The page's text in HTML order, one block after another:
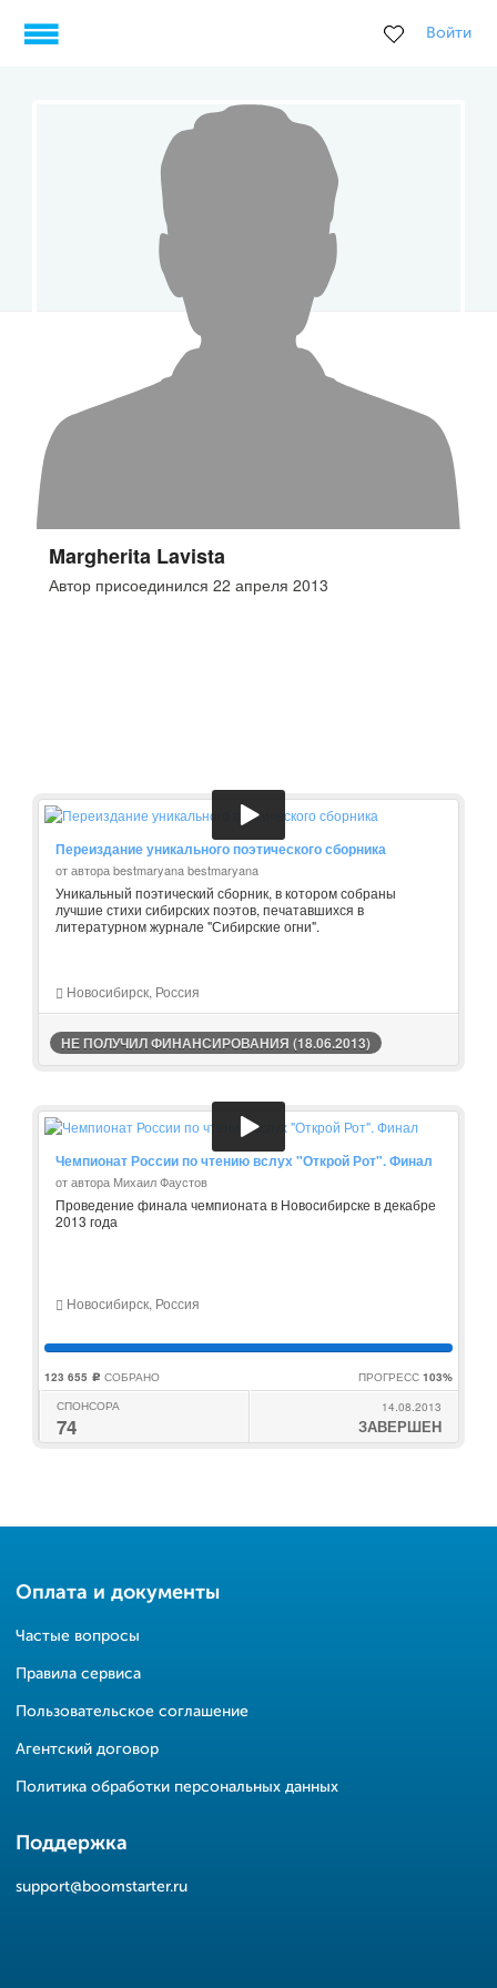
Войти
Margherita Lavista
Автор присоединился 22 апреля 2013
Переиздание уникального поэтического сборника
от автора bestmaryana bestmaryana
Уникальный поэтический сборник, в котором собраны
лучшие стихи сибирских поэтов, печатавшихся в
литературном журнале "Сибирские огни".
Новосибирск, Россия
НЕ ПОЛУЧИЛ ФИНАНСИРОВАНИЯ (18.06.2013)
Чемпионат России по чтению вслух "Открой Рот". Финал
от автора Михаил Фаустов
Проведение финала чемпионата в Новосибирске в декабре
2013 года
Новосибирск, Россия
123 655 c СОБРАНО ПРОГРЕСС 103%
СПОНСОРА
74
14.08.2013
ЗАВЕРШЕН
Оплата и документы
Частые вопросы
Правила сервиса
Пользовательское соглашение
Агентский договор
Политика обработки персональных данных
Поддержка
support@boomstarter.ru